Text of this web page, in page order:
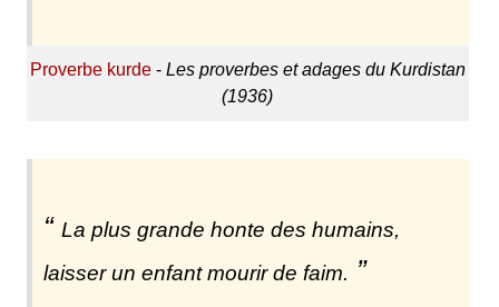
Proverbe kurde- Les proverbes et adages du Kurdistan
(1936)
La plus grande honte des humains,
laisser un enfant mourir de faim.